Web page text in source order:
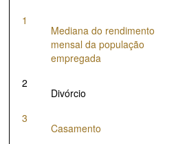
2018
2019
2022
1
Mediana do rendimento
mensal da população
empregada
2
Divórcio
3
Casamento